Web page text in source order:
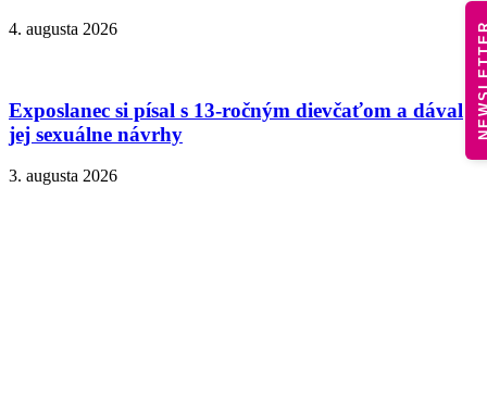
4. augusta 2026
Exposlanec si písal s 13-ročným dievčaťom a dával
jej sexuálne návrhy
3. augusta 2026